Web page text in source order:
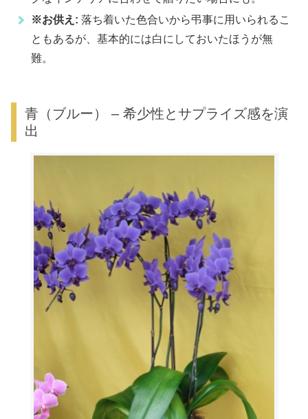
※お供え: 落ち着いた色合いから弔事に用いられるこ
ともあるが、基本的には白にしておいたほうが無
難。
青（ブルー） – 希少性とサプライズ感を演
出